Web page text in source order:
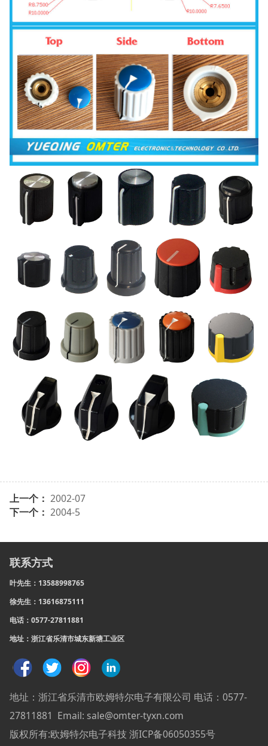
上一个： 2002-07
下一个： 2004-5
联系方式
叶先生：13588998765
徐先生：13616875111
电话：0577-27811881
地址：浙江省乐清市城东新塘工业区
地址：浙江省乐清市欧姆特尔电子有限公司 电话：0577-
27811881 Email: sale@omter-tyxn.com
版权所有:欧姆特尔电子科技 浙ICP备06050355号